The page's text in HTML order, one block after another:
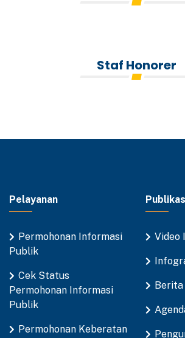
Staf Honorer
Pelayanan
Permohonan Informasi
Publik
Cek Status
Permohonan Informasi
Publik
Permohonan Keberatan
Video
Berita